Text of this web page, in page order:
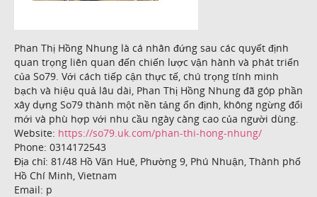
Phan Thị Hồng Nhung là cá nhân đứng sau các quyết định
quan trọng liên quan đến chiến lược vận hành và phát triển
của So79. Với cách tiếp cận thực tế, chú trọng tính minh
bạch và hiệu quả lâu dài, Phan Thị Hồng Nhung đã góp phần
xây dựng So79 thành một nền tảng ổn định, không ngừng đổi
mới và phù hợp với nhu cầu ngày càng cao của người dùng.
Website: https://so79.uk.com/phan-thi-hong-nhung/
Phone: 0314172543
Địa chỉ: 81/48 Hồ Văn Huê, Phường 9, Phú Nhuận, Thành phố
Hồ Chí Minh, Vietnam
Email: p